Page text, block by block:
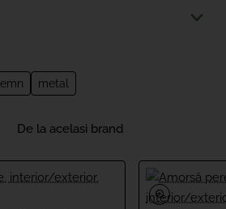
lemn metal
De la acelasi brand